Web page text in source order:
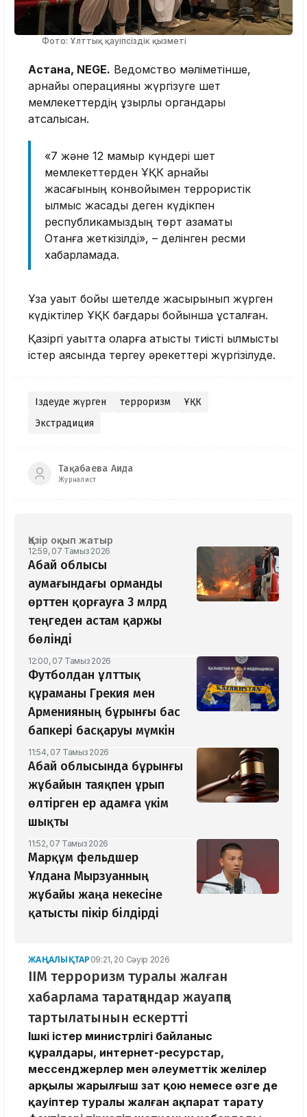
Фото: Ұлттық қауіпсіздік қызметі
Астана, NEGE. Ведомство мәліметінше,
арнайы операцияны жүргізуге шет
мемлекеттердің құзырлы органдары
атсалысқан.
«7 және 12 мамыр күндері шет
мемлекеттерден ҰҚК арнайы
жасағының конвойымен террористік
қылмыс жасады деген күдікпен
республикамыздың төрт азаматы
Отанға жеткізілді», – делінген ресми
хабарламада.
Ұзақ уақыт бойы шетелде жасырынып жүрген
күдіктілер ҰҚК бағдары бойынша ұсталған.
Қазіргі уақытта оларға қатысты тиісті қылмыстық
істер аясында тергеу әрекеттері жүргізілуде.
Іздеуде жүрген терроризм
ҰҚК
Экстрадиция
Тақабаева Аида
Журналист
Қазір оқып жатыр
12:59, 07 Тамыз 2026
Абай облысы
аумағындағы орманды
өрттен қорғауға 3 млрд
теңгеден астам қаржы
бөлінді
12:00, 07 Тамыз 2026
Футболдан ұлттық
құраманы Грекия мен
Арменияның бұрынғы бас
бапкері басқаруы мүмкін
11:54, 07 Тамыз 2026
Абай облысында бұрынғы
жұбайын таяқпен ұрып
өлтірген ер адамға үкім
шықты
11:52, 07 Тамыз 2026
Марқұм фельдшер
Ұлдана Мырзуанның
жұбайы жаңа некесіне
қатысты пікір білдірді
ЖАҢАЛЫҚТАР 09:21, 20 Сәуір 2026
ІІМ терроризм туралы жалған
хабарлама таратқандар жауапқа
тартылатынын ескертті
Ішкі істер министрлігі байланыс
құралдары, интернет-ресурстар,
мессенджерлер мен әлеуметтік желілер
арқылы жарылғыш зат қою немесе өзге де
қауіптер туралы жалған ақпарат тарату